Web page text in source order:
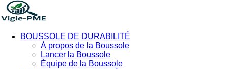
BOUSSOLE DE DURABILITÉ
À propos de la Boussole
Lancer la Boussole
Équipe de la Boussole